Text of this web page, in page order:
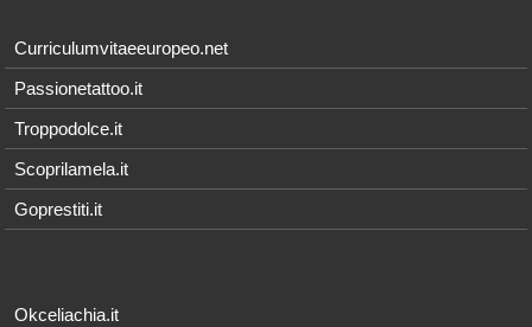
Curriculumvitaeeuropeo.net
Passionetattoo.it
Troppodolce.it
Scoprilamela.it
Goprestiti.it
Okceliachia.it